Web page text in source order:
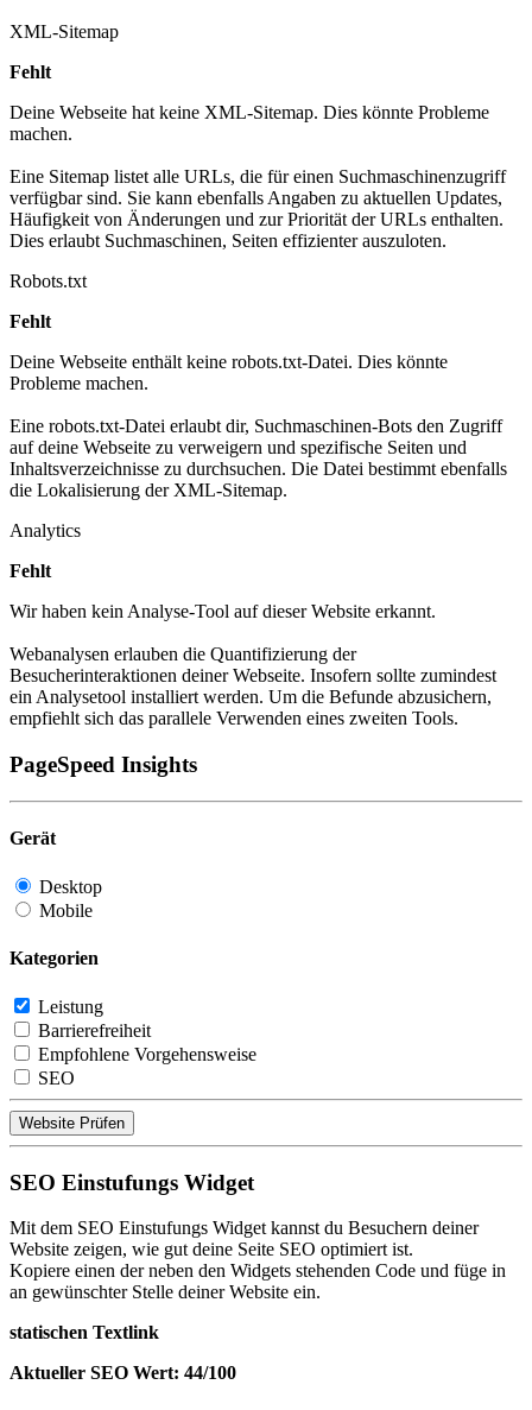
XML-Sitemap
Fehlt
Deine Webseite hat keine XML-Sitemap. Dies könnte Probleme
machen.
Eine Sitemap listet alle URLs, die für einen Suchmaschinenzugriff
verfügbar sind. Sie kann ebenfalls Angaben zu aktuellen Updates,
Häufigkeit von Änderungen und zur Priorität der URLs enthalten.
Dies erlaubt Suchmaschinen, Seiten effizienter auszuloten.
Robots.txt
Fehlt
Deine Webseite enthält keine robots.txt-Datei. Dies könnte
Probleme machen.
Eine robots.txt-Datei erlaubt dir, Suchmaschinen-Bots den Zugriff
auf deine Webseite zu verweigern und spezifische Seiten und
Inhaltsverzeichnisse zu durchsuchen. Die Datei bestimmt ebenfalls
die Lokalisierung der XML-Sitemap.
Analytics
Fehlt
Wir haben kein Analyse-Tool auf dieser Website erkannt.
Webanalysen erlauben die Quantifizierung der
Besucherinteraktionen deiner Webseite. Insofern sollte zumindest
ein Analysetool installiert werden. Um die Befunde abzusichern,
empfiehlt sich das parallele Verwenden eines zweiten Tools.
PageSpeed Insights
Gerät
Desktop
Mobile
Kategorien
Leistung
Barrierefreiheit
Empfohlene Vorgehensweise
SEO
Website Prüfen
SEO Einstufungs Widget
Mit dem SEO Einstufungs Widget kannst du Besuchern deiner
Website zeigen, wie gut deine Seite SEO optimiert ist.
Kopiere einen der neben den Widgets stehenden Code und füge in
an gewünschter Stelle deiner Website ein.
statischen Textlink
Aktueller SEO Wert: 44/100